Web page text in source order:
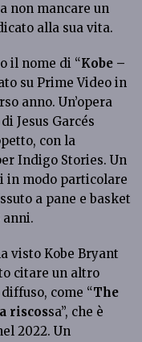
non mancare un
alla sua vita.
il nome di “Kobe –
su Prime Video in
anno. Un’opera
Jesus Garcés
con la
Indigo Stories. Un
in modo particolare
a pane e basket
anni.
visto Kobe Bryant
citare un altro
come “The
riscossa”, che è
2022. Un